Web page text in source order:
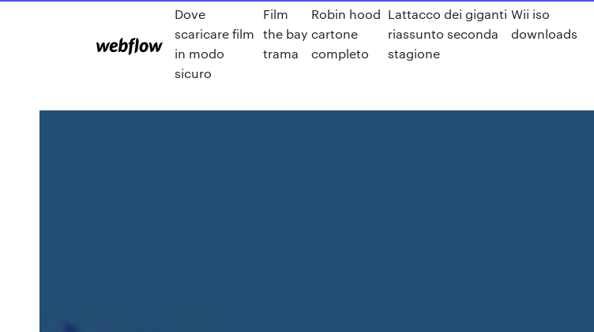
Dove
scaricare film
in modo
sicuro
Film
the bay
trama
Robin hood
cartone
completo
Lattacco dei giganti
riassunto seconda
stagione
Wii iso
downloads